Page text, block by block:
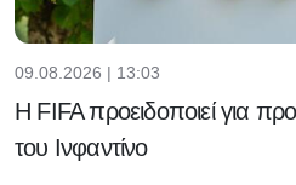
09.08.2026 | 13:03
Η FIFA προειδοποιεί για
του Ινφαντίνο